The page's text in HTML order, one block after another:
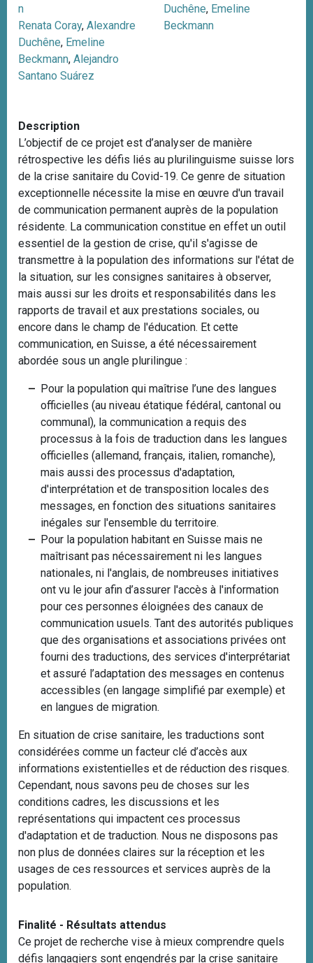
n
Renata Coray, Alexandre
Duchêne, Emeline
Beckmann, Alejandro
Santano Suárez
Duchêne, Emeline
Beckmann
Description
L’objectif de ce projet est d’analyser de manière
rétrospective les défis liés au plurilinguisme suisse lors
de la crise sanitaire du Covid-19. Ce genre de situation
exceptionnelle nécessite la mise en œuvre d'un travail
de communication permanent auprès de la population
résidente. La communication constitue en effet un outil
essentiel de la gestion de crise, qu'il s'agisse de
transmettre à la population des informations sur l'état de
la situation, sur les consignes sanitaires à observer,
mais aussi sur les droits et responsabilités dans les
rapports de travail et aux prestations sociales, ou
encore dans le champ de l'éducation. Et cette
communication, en Suisse, a été nécessairement
abordée sous un angle plurilingue :
Pour la population qui maîtrise l’une des langues
officielles (au niveau étatique fédéral, cantonal ou
communal), la communication a requis des
processus à la fois de traduction dans les langues
officielles (allemand, français, italien, romanche),
mais aussi des processus d'adaptation,
d'interprétation et de transposition locales des
messages, en fonction des situations sanitaires
inégales sur l'ensemble du territoire.
Pour la population habitant en Suisse mais ne
maîtrisant pas nécessairement ni les langues
nationales, ni l'anglais, de nombreuses initiatives
ont vu le jour afin d’assurer l'accès à l'information
pour ces personnes éloignées des canaux de
communication usuels. Tant des autorités publiques
que des organisations et associations privées ont
fourni des traductions, des services d'interprétariat
et assuré l’adaptation des messages en contenus
accessibles (en langage simplifié par exemple) et
en langues de migration.
En situation de crise sanitaire, les traductions sont
considérées comme un facteur clé d’accès aux
informations existentielles et de réduction des risques.
Cependant, nous savons peu de choses sur les
conditions cadres, les discussions et les
représentations qui impactent ces processus
d'adaptation et de traduction. Nous ne disposons pas
non plus de données claires sur la réception et les
usages de ces ressources et services auprès de la
population.
Finalité - Résultats attendus
Ce projet de recherche vise à mieux comprendre quels
défis langagiers sont engendrés par la crise sanitaire